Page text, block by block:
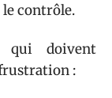
contrôle.
qui doivent
: